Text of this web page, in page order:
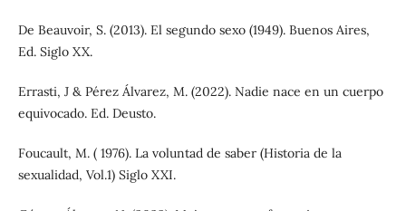
De Beauvoir, S. (2013). El segundo sexo (1949). Buenos Aires,
Ed. Siglo XX.
Errasti, J & Pérez Álvarez, M. (2022). Nadie nace en un cuerpo
equivocado. Ed. Deusto.
Foucault, M. ( 1976). La voluntad de saber (Historia de la
sexualidad, Vol.1) Siglo XXI.